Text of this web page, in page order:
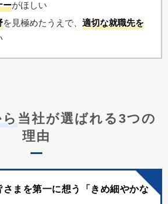
ーがほしい
を見極めたうえで、 適切な就職先を
当社が選ばれる3つの
理由
さまを第一に想う「きめ細やかな